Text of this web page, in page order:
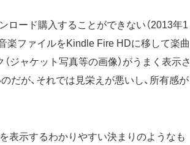
ロード購入することができない（2013年1
楽ファイルをKindle Fire HDに移して楽曲
ジャケット写真等の画像）がうまく表示さ
だが、それでは見栄えが悪いし、所有感が
表示するわかりやすい決まりのようなも